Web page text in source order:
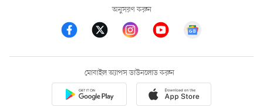
অনুসরণ করুন
মোবাইল অ্যাপস ডাউনলোড করুন